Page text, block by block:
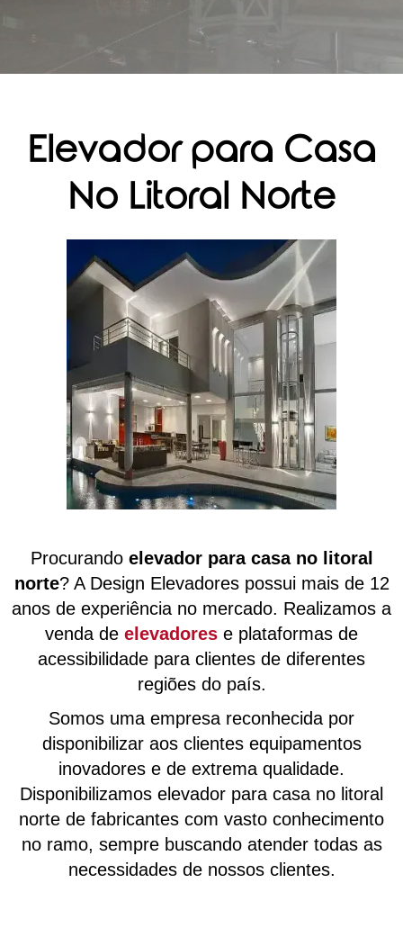
Elevador para Casa
No Litoral Norte
Procurando elevador para casa no litoral
norte? A Design Elevadores possui mais de 12
anos de experiência no mercado. Realizamos a
venda de elevadores e plataformas de
acessibilidade para clientes de diferentes
regiões do país.
Somos uma empresa reconhecida por
disponibilizar aos clientes equipamentos
inovadores e de extrema qualidade.
Disponibilizamos elevador para casa no litoral
norte de fabricantes com vasto conhecimento
no ramo, sempre buscando atender todas as
necessidades de nossos clientes.